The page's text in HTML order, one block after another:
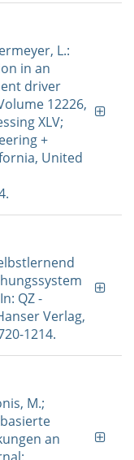
L.:
in an
driver
12226,
XLV;
+
United
QZ -
Verlag,
1214.
M.;
an